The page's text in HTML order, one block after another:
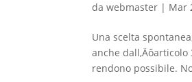
dawebmaster | Mar
Una scelta
anche
rendono possibile.